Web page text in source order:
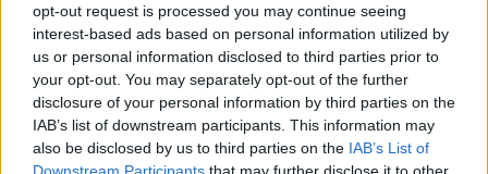
opt-out request is processed you may continue seeing
interest-based ads based on personal information utilized by
us or personal information disclosed to third parties prior to
your opt-out. You may separately opt-out of the further
disclosure of your personal information by third parties on the
IAB’s list of downstream participants. This information may
also be disclosed by us to third parties on the IAB’s List of
Downstream Participants that may further disclose it to other
Diskutera:Vad tycker du om rostskyddet på
din bil?